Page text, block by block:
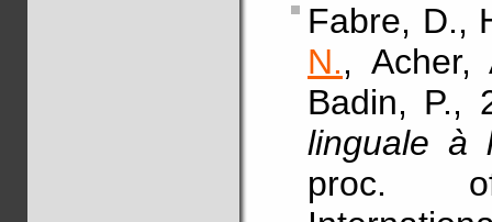
Fabre, D.,
N., Acher,
Badin, P.,
linguale à
proc.